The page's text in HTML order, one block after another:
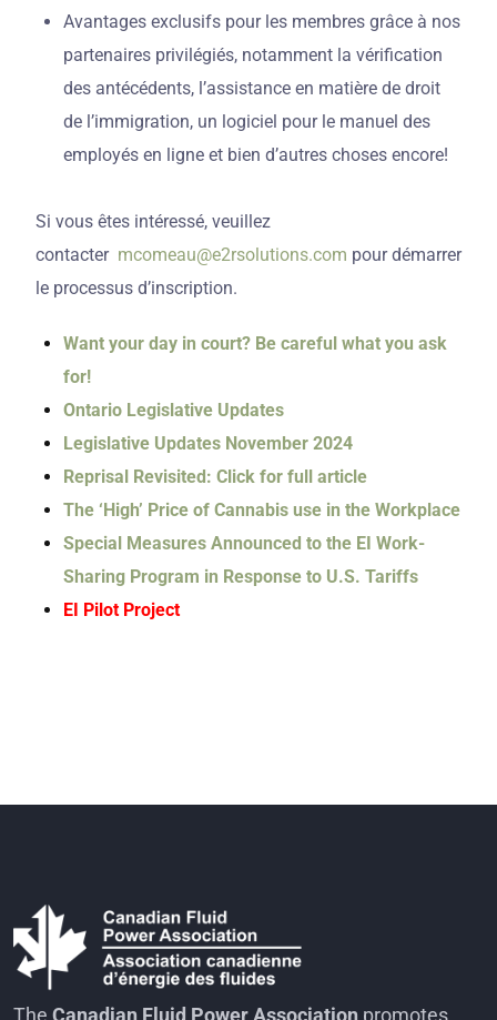
Avantages exclusifs pour les membres grâce à nos
partenaires privilégiés, notamment la vérification
des antécédents, l’assistance en matière de droit
de l’immigration, un logiciel pour le manuel des
employés en ligne et bien d’autres choses encore!
Si vous êtes intéressé, veuillez
contacter mcomeau@e2rsolutions.com pour démarrer
le processus d’inscription.
Want your day in court? Be careful what you ask
for!
Ontario Legislative Updates
Legislative Updates November 2024
Reprisal Revisited: Click for full article
The ‘High’ Price of Cannabis use in the Workplace
Special Measures Announced to the EI Work-
Sharing Program in Response to U.S. Tariffs
EI Pilot Project
The Canadian Fluid Power Association promotes